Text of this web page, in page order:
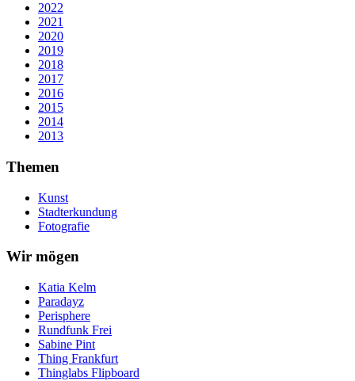
2022
2021
2020
2019
2018
2017
2016
2015
2014
2013
Themen
Kunst
Stadterkundung
Fotografie
Wir mögen
Katia Kelm
Paradayz
Perisphere
Rundfunk Frei
Sabine Pint
Thing Frankfurt
Thinglabs Flipboard